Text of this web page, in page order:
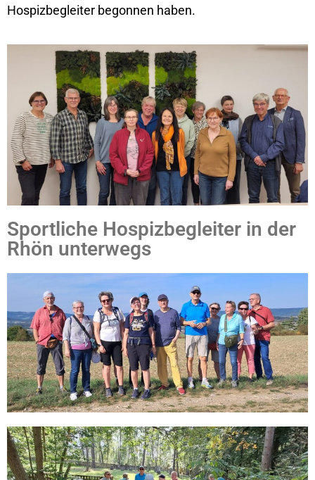
Hospizbegleiter begonnen haben.
Sportliche Hospizbegleiter in der
Rhön unterwegs